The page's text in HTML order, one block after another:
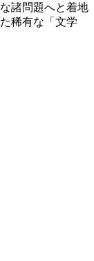
諸問題へと着地
稀有な「文学